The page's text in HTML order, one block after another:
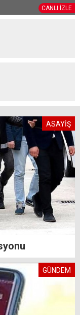
CANLI İZLE
ASAYİŞ
GÜNDEM